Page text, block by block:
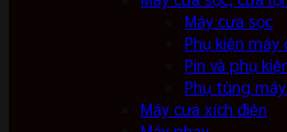
Máy cưa sọc
Phụ kiện máy
Pin và phụ
Phụ tùng
Máy cưa xích điện